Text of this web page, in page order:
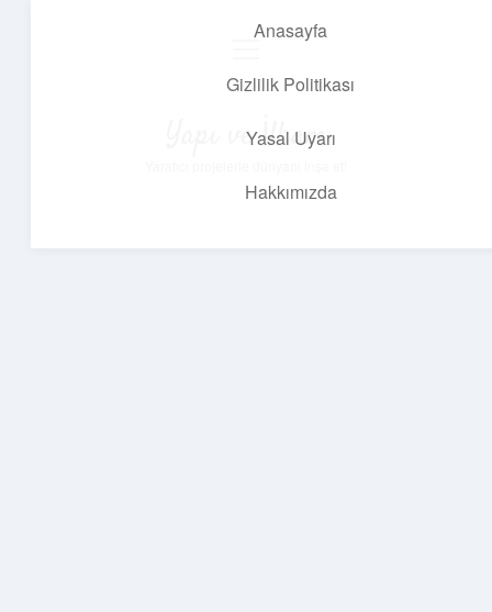
Anasayfa
Gizlilik Politikası
Yasal Uyarı
Hakkımızda
Yapı ve İlham